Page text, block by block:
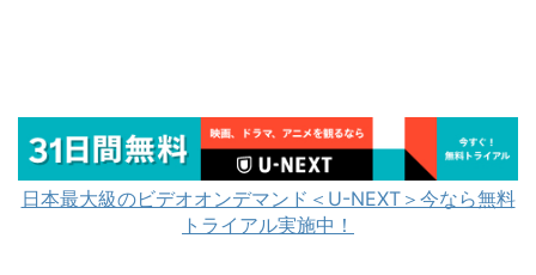
日本最大級のビデオオンデマンド＜U-NEXT＞今なら無料
トライアル実施中！